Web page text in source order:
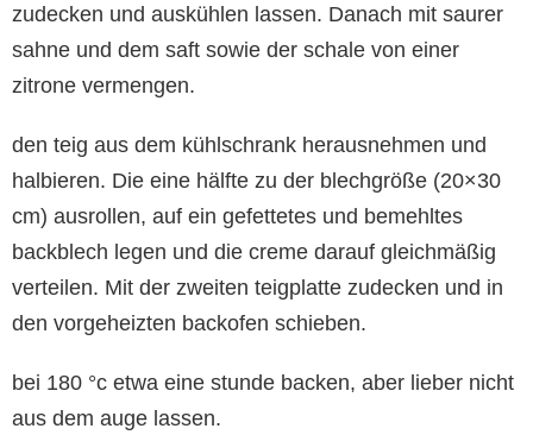
zudecken und auskühlen lassen. Danach mit saurer
sahne und dem saft sowie der schale von einer
zitrone vermengen.
den teig aus dem kühlschrank herausnehmen und
halbieren. Die eine hälfte zu der blechgröße (20×30
cm) ausrollen, auf ein gefettetes und bemehltes
backblech legen und die creme darauf gleichmäßig
verteilen. Mit der zweiten teigplatte zudecken und in
den vorgeheizten backofen schieben.
bei 180 °c etwa eine stunde backen, aber lieber nicht
aus dem auge lassen.